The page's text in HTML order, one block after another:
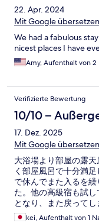
22. Apr. 2024
Mit Google übersetzen
We had a fabulous
nicest places I have
Amy, Aufenthalt von 2
Verifizierte Bewertung
10/10 –
17. Dez. 2025
Mit Google übersetzen
大浴場より部屋の露
く部屋風呂で十分満
で休んでまた入るを
た。他の高級宿も試
となり、また戻ってし
kei, Aufenthalt von 1